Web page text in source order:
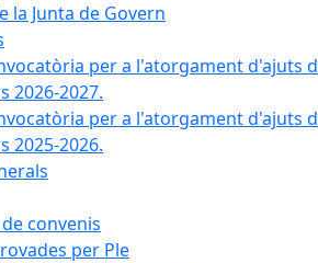
la Junta de Govern
per a l'atorgament d'ajuts
2026-2027.
per a l'atorgament d'ajuts
2025-2026.
convenis
per Ple